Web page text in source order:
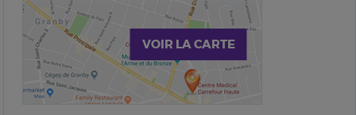
VOIR LA CARTE